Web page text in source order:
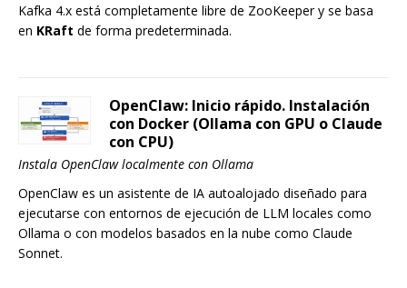
Kafka 4.x está completamente libre de ZooKeeper y se basa
en KRaft de forma predeterminada.
OpenClaw: Inicio rápido. Instalación
con Docker (Ollama con GPU o Claude
con CPU)
Instala OpenClaw localmente con Ollama
OpenClaw es un asistente de IA autoalojado diseñado para
ejecutarse con entornos de ejecución de LLM locales como
Ollama o con modelos basados en la nube como Claude
Sonnet.